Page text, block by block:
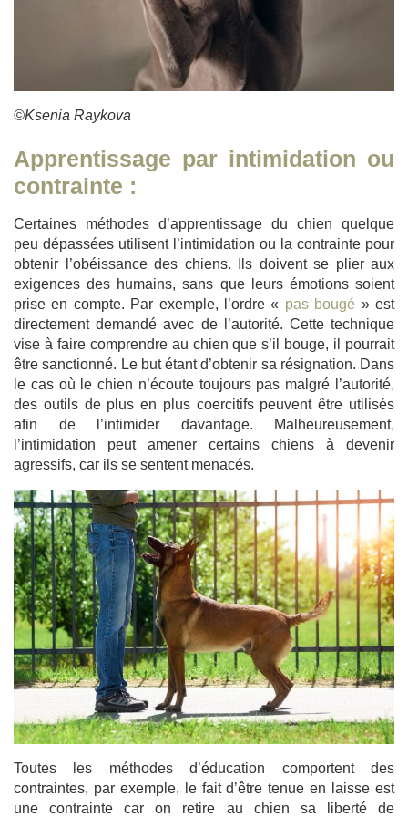
©Ksenia Raykova
Apprentissage par intimidation ou
contrainte :
Certaines méthodes d’apprentissage du chien quelque
peu dépassées utilisent l’intimidation ou la contrainte pour
obtenir l’obéissance des chiens. Ils doivent se plier aux
exigences des humains, sans que leurs émotions soient
prise en compte. Par exemple, l’ordre « pas bougé » est
directement demandé avec de l’autorité. Cette technique
vise à faire comprendre au chien que s’il bouge, il pourrait
être sanctionné. Le but étant d’obtenir sa résignation. Dans
le cas où le chien n’écoute toujours pas malgré l’autorité,
des outils de plus en plus coercitifs peuvent être utilisés
afin de l’intimider davantage. Malheureusement,
l’intimidation peut amener certains chiens à devenir
agressifs, car ils se sentent menacés.
Toutes les méthodes d’éducation comportent des
contraintes, par exemple, le fait d’être tenue en laisse est
une contrainte car on retire au chien sa liberté de